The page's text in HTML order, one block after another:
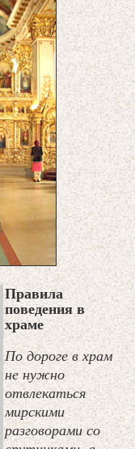
Правила
поведения в
храме
По дороге в храм
не нужно
отвлекаться
мирскими
разговорами со